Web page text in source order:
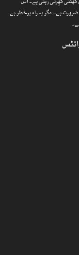
ہے۔ مگر یہ راہ پرخطر ہے